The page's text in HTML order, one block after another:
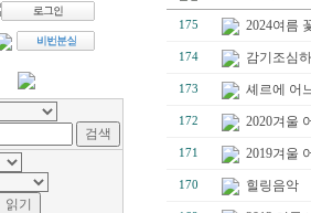
175 2024여름
174 감기조심
173 셰르에 어
172 2020겨울
171 2019겨울
170 힐링음악